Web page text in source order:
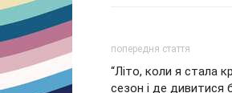
попередня стаття
“Літо, коли я стала
сезон і де дивитися